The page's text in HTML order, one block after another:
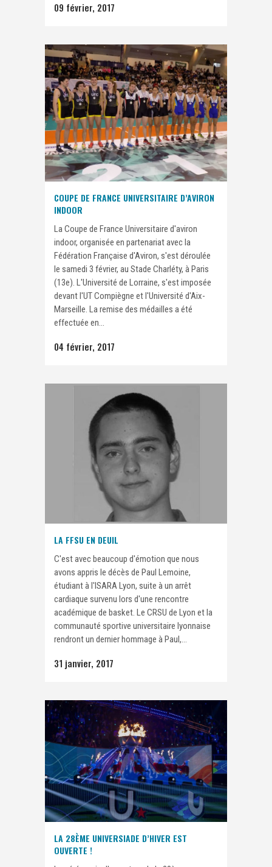
09 février, 2017
COUPE DE FRANCE UNIVERSITAIRE D’AVIRON
INDOOR
La Coupe de France Universitaire d'aviron
indoor, organisée en partenariat avec la
Fédération Française d'Aviron, s'est déroulée
le samedi 3 février, au Stade Charléty, à Paris
(13e). L'Université de Lorraine, s'est imposée
devant l'UT Compiègne et l'Université d'Aix-
Marseille. La remise des médailles a été
effectuée en...
04 février, 2017
LA FFSU EN DEUIL
C'est avec beaucoup d'émotion que nous
avons appris le décès de Paul Lemoine,
étudiant à l'ISARA Lyon, suite à un arrêt
cardiaque survenu lors d'une rencontre
académique de basket. Le CRSU de Lyon et la
communauté sportive universitaire lyonnaise
rendront un dernier hommage à Paul,...
31 janvier, 2017
LA 28ÈME UNIVERSIADE D’HIVER EST
OUVERTE !